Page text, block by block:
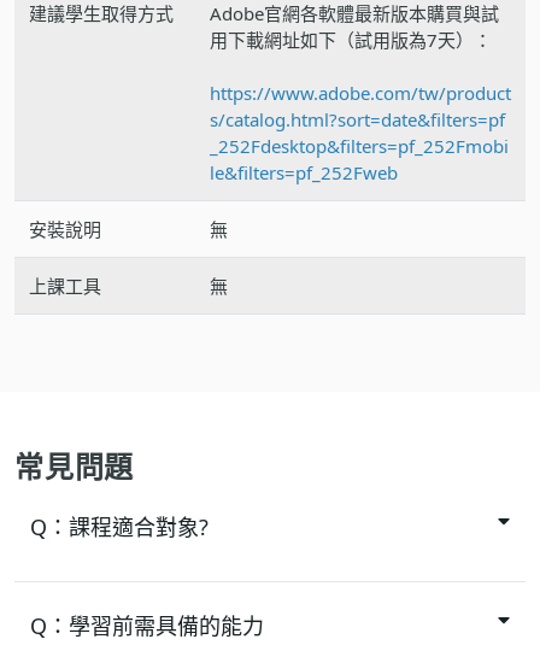
建議學生取得方式
Adobe官網各軟體最新版本購買與試
用下載網址如下（試用版為7天）：
https://www.adobe.com/tw/product
s/catalog.html?sort=date&filters=pf
_252Fdesktop&filters=pf_252Fmobi
le&filters=pf_252Fweb
安裝說明 無
上課工具 無
常見問題
Q： 課程適合對象?
Q： 學習前需具備的能力